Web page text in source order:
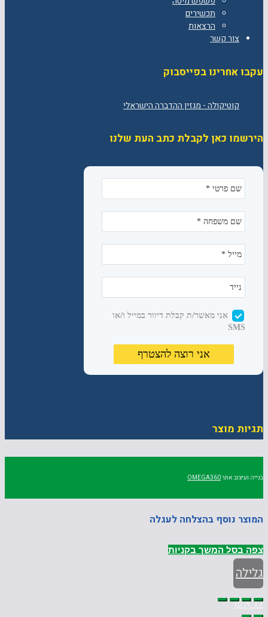
תכשירים
הרצאות
צור קשר
עקבו אחרינו בפייסבוק
הירשמו כאן לקבלת כתב העת שלנו
תגיות מוצר
בנייה ועיצוב אתרOMEGA360
המוצר נוסף בהצלחה לעגלה
צפה בסל המשך בקניות
גלילה
לראש